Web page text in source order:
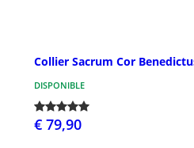
Collier Sacrum Cor
DISPONIBLE
€ 79,90